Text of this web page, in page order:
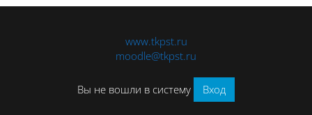
www.tkpst.ru
moodle@tkpst.ru
Вы не вошли в систему Вход